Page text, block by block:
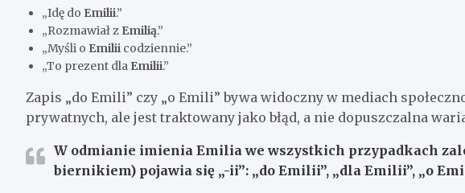
„Idę do Emilii.”
„Rozmawiał z Emilią.”
„Myśli o Emilii codziennie.”
„To prezent dla Emilii.”
Zapis „do Emili” czy „o Emili” bywa widoczny w mediach
prywatnych, ale jest traktowany jako błąd, a nie dopuszczalna
W odmianie imienia Emiliawe wszystkich przypadkach
biernikiem) pojawia się „-ii”: „do Emilii”, „dla Emilii”, „o